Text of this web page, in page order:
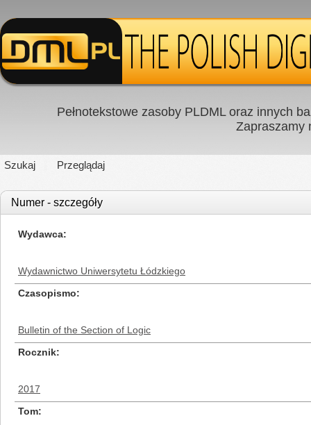
Pełnotekstowe zasoby PLDML oraz innych
Zapraszamy
Szukaj Przeglądaj
Numer - szczegóły
Wydawca
Wydawnictwo Uniwersytetu Łódzkiego
Czasopismo
Bulletin of the Section of Logic
Rocznik
2017
Tom